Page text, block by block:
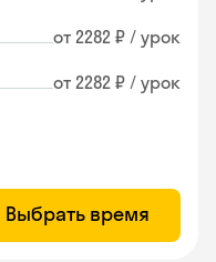
от 2282 ₽ / урок
от 2282 ₽ / урок
Выбрать время